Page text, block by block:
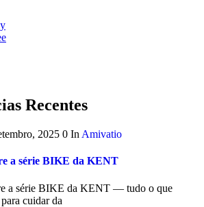
Recentes
2025 0 In Amivatio
a série BIKE da KENT
a série BIKE da KENT — tudo o que
cuidar da